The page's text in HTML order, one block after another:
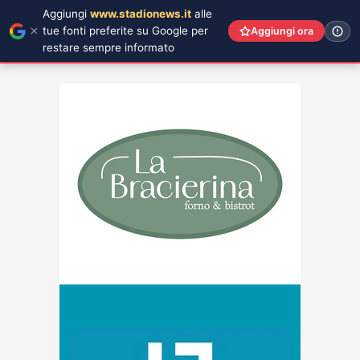
Aggiungi www.stadionews.it alle
tue fonti preferite su Google per
restare sempre informato
Aggiungi ora